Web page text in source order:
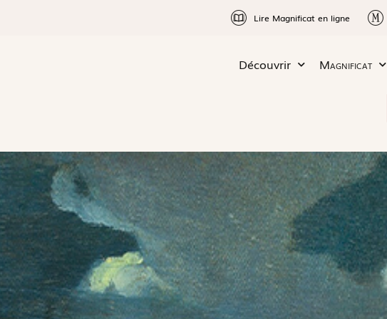
Lire Magnificat en ligne
Découvrir Magnificat